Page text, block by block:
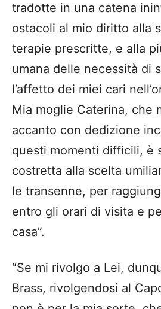
tradotte in una catena
ostacoli al mio diritto alla
terapie prescritte, e alla
umana delle necessità di
l’affetto dei miei cari
Mia moglie Caterina, che
accanto con dedizione
questi momenti difficili, è
costretta alla scelta
le transenne, per
entro gli orari di visita e
casa”.
“Se mi rivolgo a Lei,
Brass, rivolgendosi al